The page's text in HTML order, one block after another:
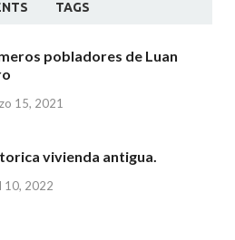
TAGS
pobladores de Luan
15, 2021
vivienda antigua.
10, 2022